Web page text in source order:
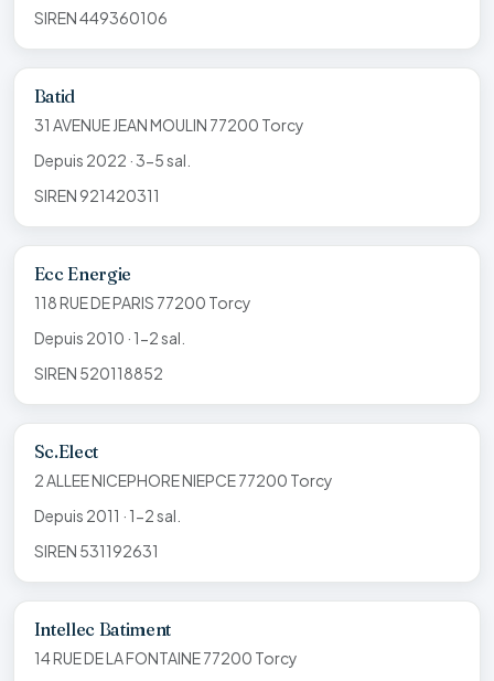
SIREN 449360106
Batid
31 AVENUE JEAN MOULIN 77200 Torcy
Depuis 2022 · 3-5 sal.
SIREN 921420311
Ecc Energie
118 RUE DE PARIS 77200 Torcy
Depuis 2010 · 1-2 sal.
SIREN 520118852
Sc.Elect
2 ALLEE NICEPHORE NIEPCE 77200 Torcy
Depuis 2011 · 1-2 sal.
SIREN 531192631
Intellec Batiment
14 RUE DE LA FONTAINE 77200 Torcy